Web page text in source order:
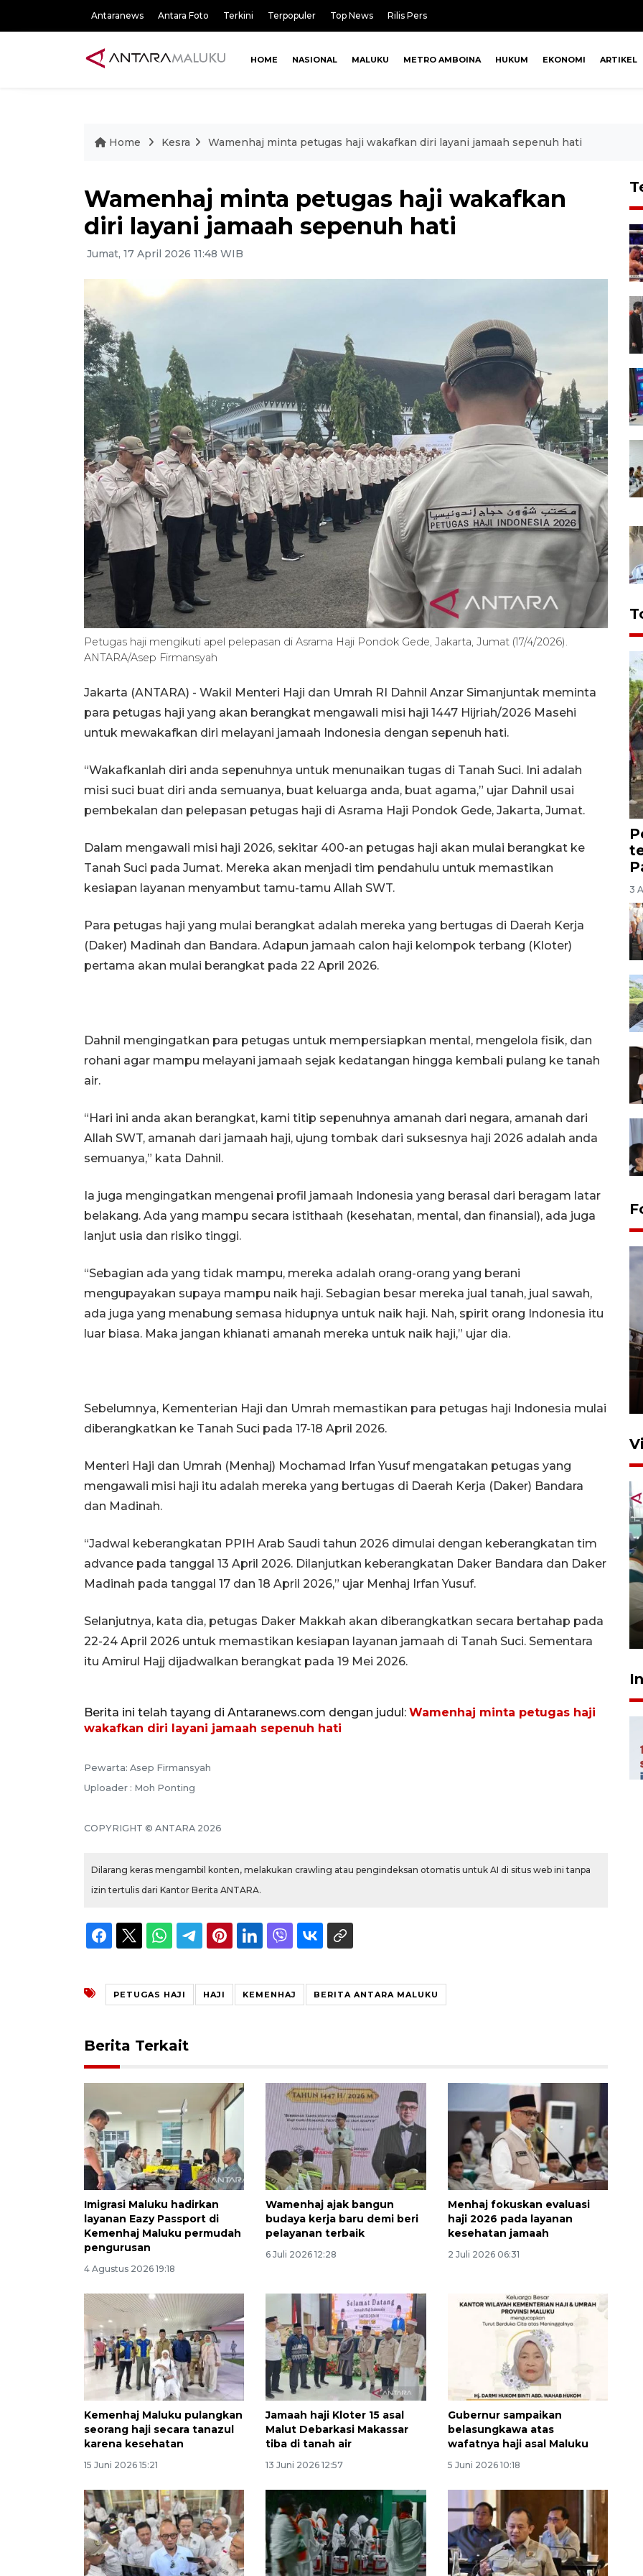
Antaranews Antara Foto Terkini Terpopuler Top News Rilis Pers
HOME NASIONAL MALUKU METRO AMBOINA HUKUM EKONOMI ARTIKEL
Home Kesra Wamenhaj minta petugas haji wakafkan diri layani jamaah sepenuh hati
Wamenhaj minta petugas haji wakafkan
diri layani jamaah sepenuh hati
Jumat, 17 April 2026 11:48 WIB
Petugas haji mengikuti apel pelepasan di Asrama Haji Pondok Gede, Jakarta, Jumat (17/4/2026).
ANTARA/Asep Firmansyah
Jakarta (ANTARA) - Wakil Menteri Haji dan Umrah RI Dahnil Anzar Simanjuntak meminta
para petugas haji yang akan berangkat mengawali misi haji 1447 Hijriah/2026 Masehi
untuk mewakafkan diri melayani jamaah Indonesia dengan sepenuh hati.
“Wakafkanlah diri anda sepenuhnya untuk menunaikan tugas di Tanah Suci. Ini adalah
misi suci buat diri anda semuanya, buat keluarga anda, buat agama,” ujar Dahnil usai
pembekalan dan pelepasan petugas haji di Asrama Haji Pondok Gede, Jakarta, Jumat.
Dalam mengawali misi haji 2026, sekitar 400-an petugas haji akan mulai berangkat ke
Tanah Suci pada Jumat. Mereka akan menjadi tim pendahulu untuk memastikan
kesiapan layanan menyambut tamu-tamu Allah SWT.
Para petugas haji yang mulai berangkat adalah mereka yang bertugas di Daerah Kerja
(Daker) Madinah dan Bandara. Adapun jamaah calon haji kelompok terbang (Kloter)
pertama akan mulai berangkat pada 22 April 2026.
Dahnil mengingatkan para petugas untuk mempersiapkan mental, mengelola fisik, dan
rohani agar mampu melayani jamaah sejak kedatangan hingga kembali pulang ke tanah
air.
“Hari ini anda akan berangkat, kami titip sepenuhnya amanah dari negara, amanah dari
Allah SWT, amanah dari jamaah haji, ujung tombak dari suksesnya haji 2026 adalah anda
semuanya,” kata Dahnil.
Ia juga mengingatkan mengenai profil jamaah Indonesia yang berasal dari beragam latar
belakang. Ada yang mampu secara istithaah (kesehatan, mental, dan finansial), ada juga
lanjut usia dan risiko tinggi.
“Sebagian ada yang tidak mampu, mereka adalah orang-orang yang berani
mengupayakan supaya mampu naik haji. Sebagian besar mereka jual tanah, jual sawah,
ada juga yang menabung semasa hidupnya untuk naik haji. Nah, spirit orang Indonesia itu
luar biasa. Maka jangan khianati amanah mereka untuk naik haji,” ujar dia.
Sebelumnya, Kementerian Haji dan Umrah memastikan para petugas haji Indonesia mulai
diberangkatkan ke Tanah Suci pada 17-18 April 2026.
Menteri Haji dan Umrah (Menhaj) Mochamad Irfan Yusuf mengatakan petugas yang
mengawali misi haji itu adalah mereka yang bertugas di Daerah Kerja (Daker) Bandara
dan Madinah.
“Jadwal keberangkatan PPIH Arab Saudi tahun 2026 dimulai dengan keberangkatan tim
advance pada tanggal 13 April 2026. Dilanjutkan keberangkatan Daker Bandara dan Daker
Madinah pada tanggal 17 dan 18 April 2026,” ujar Menhaj Irfan Yusuf.
Selanjutnya, kata dia, petugas Daker Makkah akan diberangkatkan secara bertahap pada
22-24 April 2026 untuk memastikan kesiapan layanan jamaah di Tanah Suci. Sementara
itu Amirul Hajj dijadwalkan berangkat pada 19 Mei 2026.
Berita ini telah tayang di Antaranews.com dengan judul: Wamenhaj minta petugas haji
wakafkan diri layani jamaah sepenuh hati
Pewarta: Asep Firmansyah
Uploader : Moh Ponting
COPYRIGHT © ANTARA 2026
Dilarang keras mengambil konten, melakukan crawling atau pengindeksan otomatis untuk AI di situs web ini tanpa
izin tertulis dari Kantor Berita ANTARA.
PETUGAS HAJI HAJI KEMENHAJ BERITA ANTARA MALUKU
Berita Terkait
Imigrasi Maluku hadirkan
layanan Eazy Passport di
Kemenhaj Maluku permudah
pengurusan
4 Agustus 2026 19:18
Wamenhaj ajak bangun
budaya kerja baru demi beri
pelayanan terbaik
6 Juli 2026 12:28
Menhaj fokuskan evaluasi
haji 2026 pada layanan
kesehatan jamaah
2 Juli 2026 06:31
Kemenhaj Maluku pulangkan
seorang haji secara tanazul
karena kesehatan
15 Juni 2026 15:21
Jamaah haji Kloter 15 asal
Malut Debarkasi Makassar
tiba di tanah air
13 Juni 2026 12:57
Gubernur sampaikan
belasungkawa atas
wafatnya haji asal Maluku
5 Juni 2026 10:18
3
Ambon ajak semua pihak buka
ruang pada anak di lembaga
23 Juli 2026 14:28
Ekonomi triwulan II-2026
tumbuh 5,29 persen
2026-08-06 18:45:00